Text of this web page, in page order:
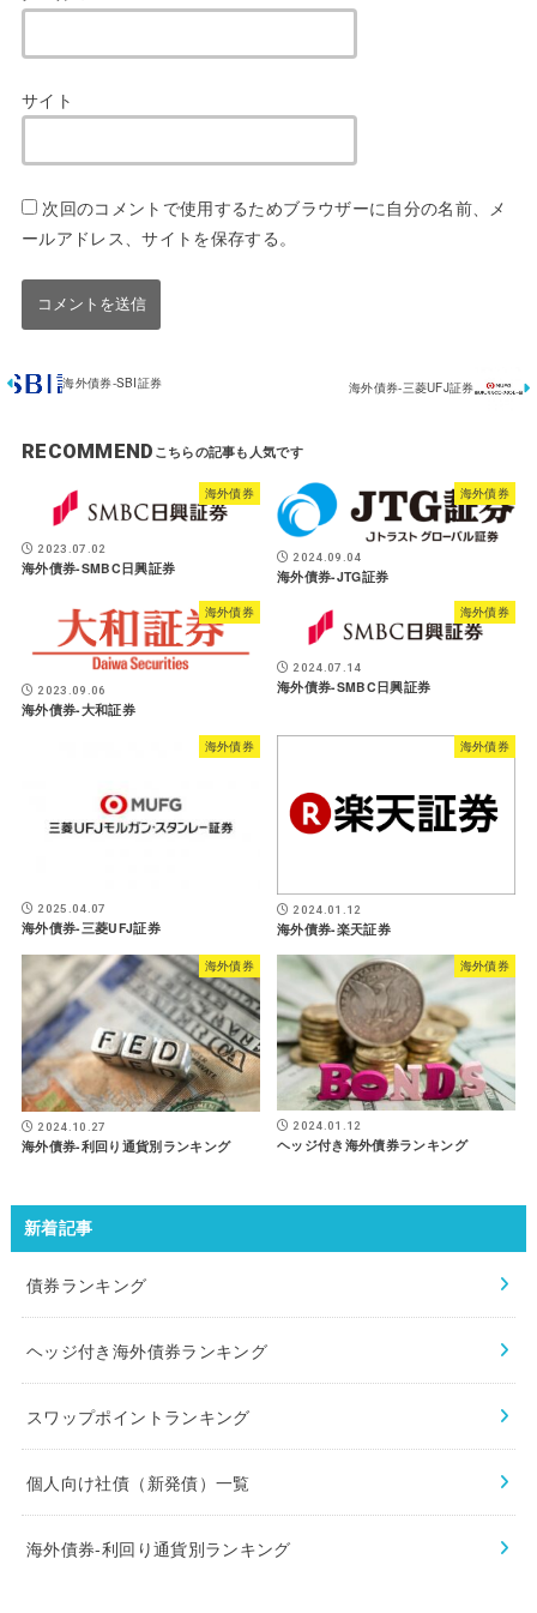
サイト
次回のコメントで使用するためブラウザーに自分の名前、メ
ールアドレス、サイトを保存する。
海外債券-SBI証券 海外債券-三菱UFJ証券
RECOMMEND
海外債券
2023.07.02
海外債券-SMBC日興証券
海外債券
2024.09.04
海外債券-JTG証券
海外債券
2023.09.06
海外債券-大和証券
海外債券
2024.07.14
海外債券-SMBC日興証券
海外債券
2025.04.07
海外債券-三菱UFJ証券
海外債券
2024.01.12
海外債券-楽天証券
海外債券
2024.10.27
海外債券-利回り通貨別ランキング
海外債券
2024.01.12
ヘッジ付き海外債券ランキング
新着記事
債券ランキング
ヘッジ付き海外債券ランキング
スワップポイントランキング
個人向け社債（新発債）一覧
海外債券-利回り通貨別ランキング